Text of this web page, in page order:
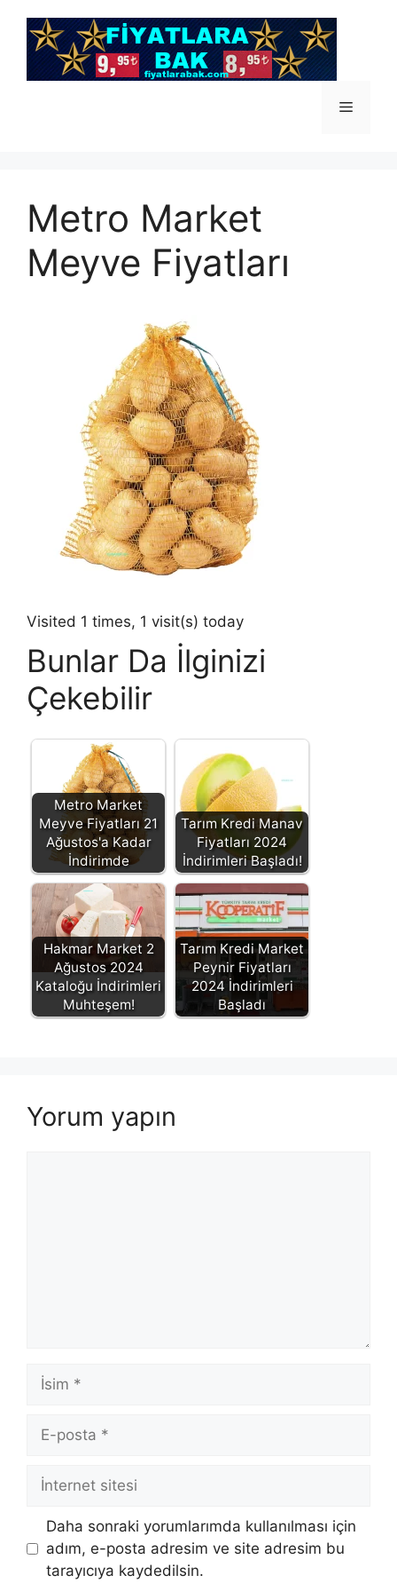
Menü
Metro Market
Meyve Fiyatları
Visited 1 times, 1 visit(s) today
Bunlar Da İlginizi
Çekebilir
Metro Market
Meyve Fiyatları 21
Ağustos'a Kadar
İndirimde
Tarım Kredi Manav
Fiyatları 2024
İndirimleri Başladı!
Hakmar Market 2
Ağustos 2024
Kataloğu İndirimleri
Muhteşem!
Tarım Kredi Market
Peynir Fiyatları
2024 İndirimleri
Başladı
Yorum yapın
İsim
posta
İnternet
sitesi
Daha sonraki yorumlarımda kullanılması için
adım, e-posta adresim ve site adresim bu
tarayıcıya kaydedilsin.